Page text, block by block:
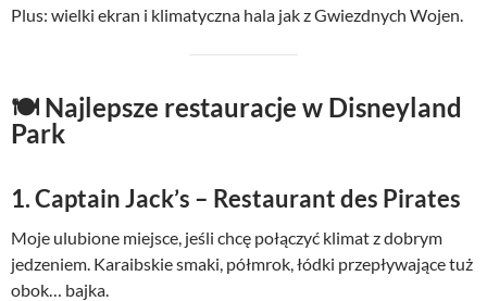
Plus: wielki ekran i klimatyczna hala jak z Gwiezdnych Wojen.
🍽️ Najlepsze restauracje w Disneyland
Park
1. Captain Jack’s – Restaurant des Pirates
Moje ulubione miejsce, jeśli chcę połączyć klimat z dobrym
jedzeniem. Karaibskie smaki, półmrok, łódki przepływające tuż
obok… bajka.